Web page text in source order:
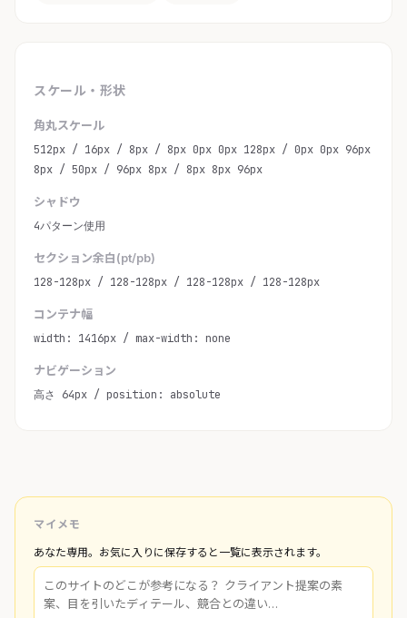
スケール・形状
角丸スケール
512px / 16px / 8px / 8px 0px 0px 128px / 0px 0px 96px
8px / 50px / 96px 8px / 8px 8px 96px
シャドウ
4パターン使用
セクション余白(pt/pb)
128-128px / 128-128px / 128-128px / 128-128px
コンテナ幅
width: 1416px / max-width: none
ナビゲーション
高さ 64px / position: absolute
マイメモ
あなた専用。お気に入りに保存すると一覧に表示されます。